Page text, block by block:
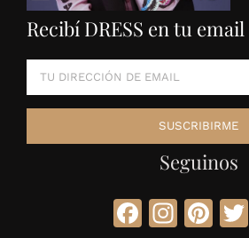
Recibí DRESS en tu email
Seguinos